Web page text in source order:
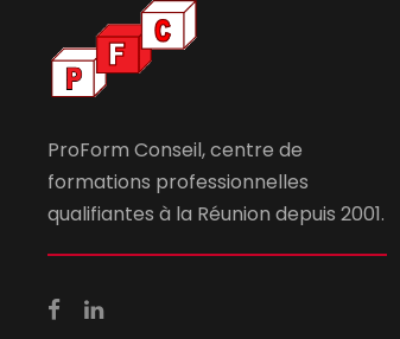
ProForm Conseil, centre de
formations professionnelles
qualifiantes à la Réunion depuis 2001.